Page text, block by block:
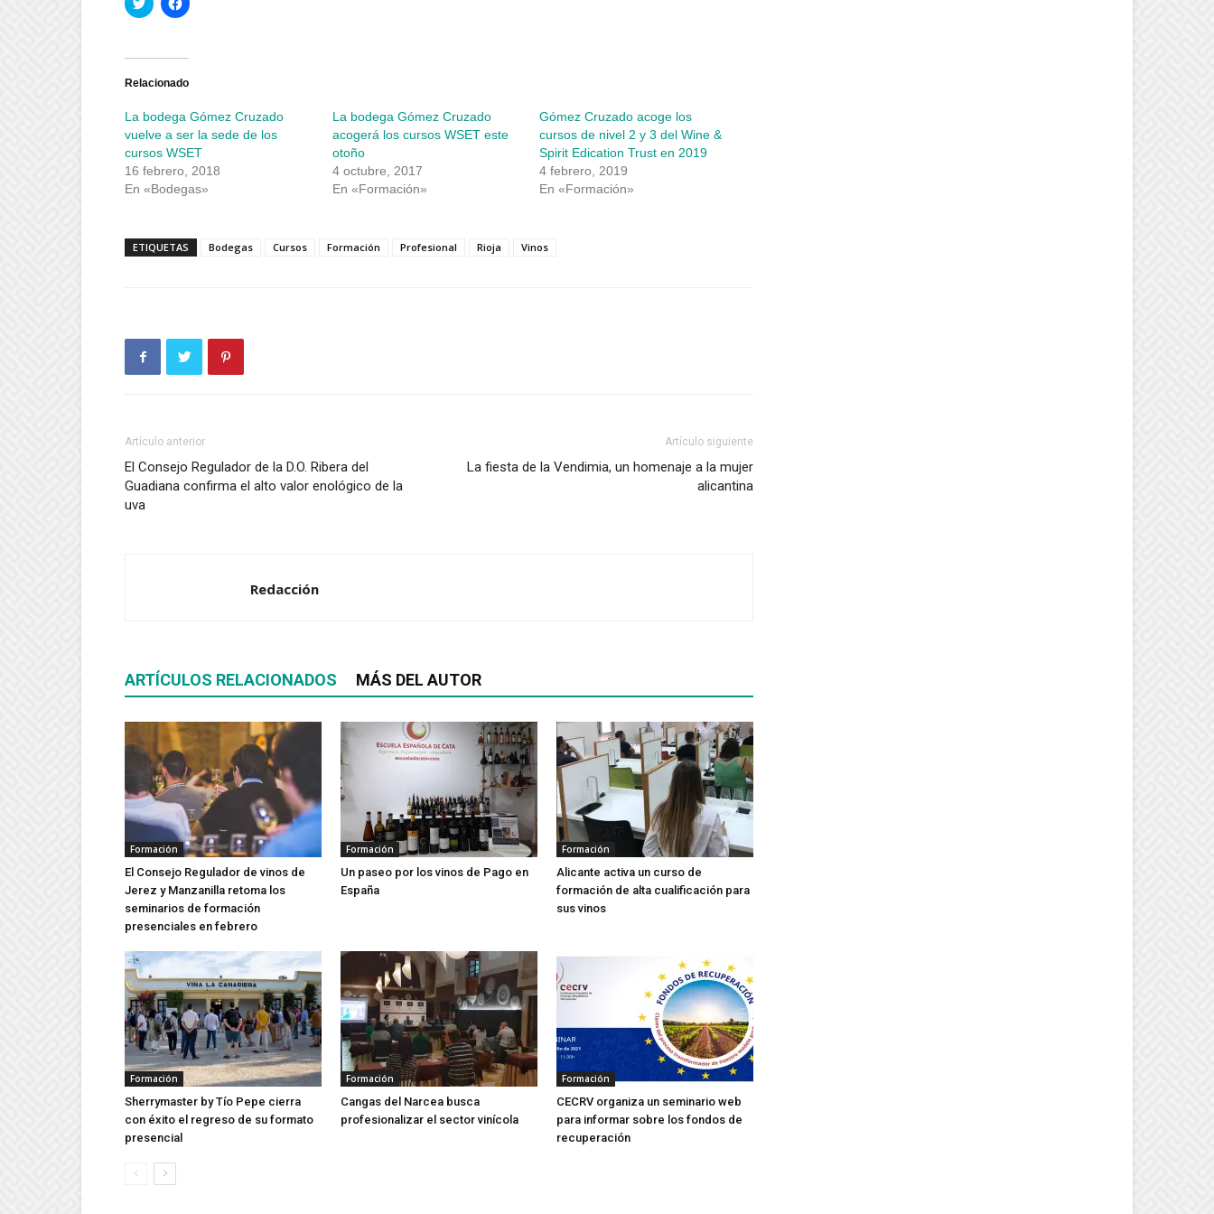
clic
Twitter
abre
ventana
nueva)
clic
Facebook
abre
ventana
nueva)
Relacionado
La bodega Gómez Cruzado
vuelve a ser la sede de los
cursos WSET
16 febrero, 2018
En «Bodegas»
La bodega Gómez Cruzado
acogerá los cursos WSET este
otoño
4 octubre, 2017
En «Formación»
Gómez Cruzado acoge los
cursos de nivel 2 y 3 del Wine &
Spirit Edication Trust en 2019
4 febrero, 2019
En «Formación»
ETIQUETAS Bodegas Cursos Formación Profesional Rioja Vinos
Artículo anterior
El Consejo Regulador de la D.O. Ribera del
Guadiana confirma el alto valor enológico de la
uva
Artículo siguiente
La fiesta de la Vendimia, un homenaje a la mujer
alicantina
Redacción
ARTÍCULOS RELACIONADOS MÁS DEL AUTOR
Formación
El Consejo Regulador de vinos de
Jerez y Manzanilla retoma los
seminarios de formación
presenciales en febrero
Formación
Un paseo por los vinos de Pago en
España
Formación
Alicante activa un curso de
formación de alta cualificación para
sus vinos
Formación
Sherrymaster by Tío Pepe cierra
con éxito el regreso de su formato
presencial
Formación
Cangas del Narcea busca
profesionalizar el sector vinícola
Formación
CECRV organiza un seminario web
para informar sobre los fondos de
recuperación